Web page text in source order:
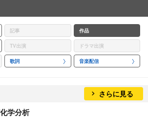
記事 作品
TV出演 ドラマ出演
歌詞 音楽配信
さらに見る
学分析